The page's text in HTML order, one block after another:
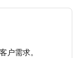
户需求。